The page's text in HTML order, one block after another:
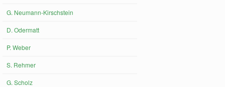
G. Neumann-Kirschstein
D. Odermatt
P. Weber
S. Rehmer
G. Scholz